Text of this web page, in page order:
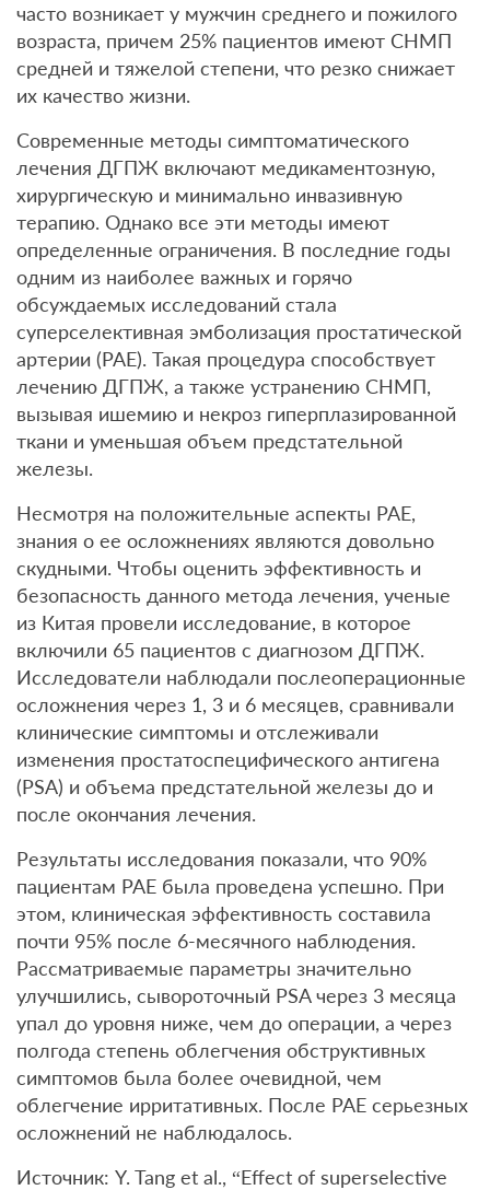
часто возникает у мужчин среднего и пожилого
возраста, причем 25% пациентов имеют СНМП
средней и тяжелой степени, что резко снижает
их качество жизни.
Современные методы симптоматического
лечения ДГПЖ включают медикаментозную,
хирургическую и минимально инвазивную
терапию. Однако все эти методы имеют
определенные ограничения. В последние годы
одним из наиболее важных и горячо
обсуждаемых исследований стала
суперселективная эмболизация простатической
артерии (PAE). Такая процедура способствует
лечению ДГПЖ, а также устранению СНМП,
вызывая ишемию и некроз гиперплазированной
ткани и уменьшая объем предстательной
железы.
Несмотря на положительные аспекты PAE,
знания о ее осложнениях являются довольно
скудными. Чтобы оценить эффективность и
безопасность данного метода лечения, ученые
из Китая провели исследование, в которое
включили 65 пациентов с диагнозом ДГПЖ.
Исследователи наблюдали послеоперационные
осложнения через 1, 3 и 6 месяцев, сравнивали
клинические симптомы и отслеживали
изменения простатоспецифического антигена
(PSA) и объема предстательной железы до и
после окончания лечения.
Результаты исследования показали, что 90%
пациентам PAE была проведена успешно. При
этом, клиническая эффективность составила
почти 95% после 6-месячного наблюдения.
Рассматриваемые параметры значительно
улучшились, сывороточный PSA через 3 месяца
упал до уровня ниже, чем до операции, а через
полгода степень облегчения обструктивных
симптомов была более очевидной, чем
облегчение ирритативных. После PAE серьезных
осложнений не наблюдалось.
Источник: Y. Tang et al., “Effect of superselective